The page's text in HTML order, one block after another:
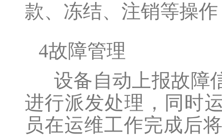
款、冻结、注销等操
4故障管理
设备自动上报故障
进行派发处理，同时
员在运维工作完成后